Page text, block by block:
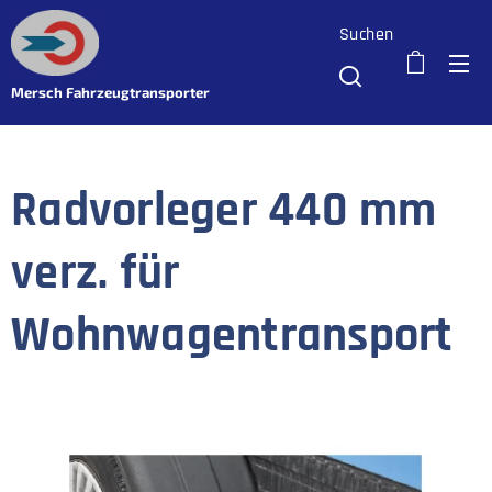
Mersch Fahrzeugtransporter
Suchen
Radvorleger 440 mm
verz. für
Wohnwagentransport